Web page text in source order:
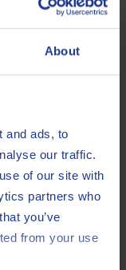
About
and ads, to
our traffic.
of our site with
partners who
you’ve
from your use